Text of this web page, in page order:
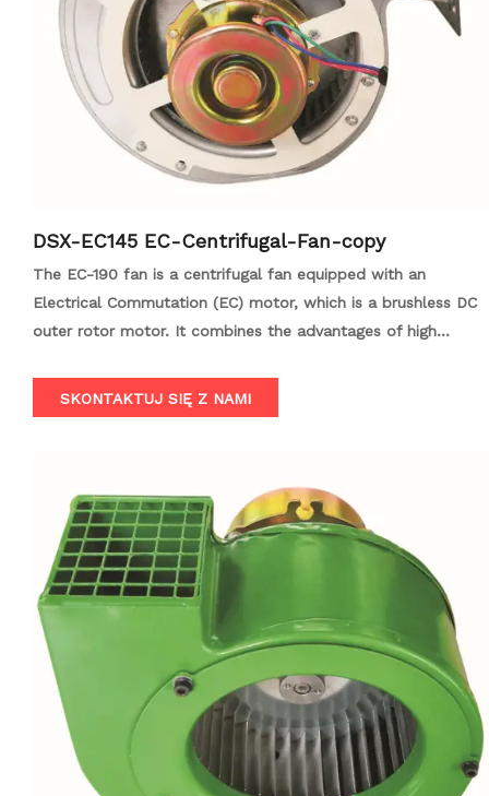
DSX-EC145 EC-Centrifugal-Fan-copy
The EC-190 fan is a centrifugal fan equipped with an
Electrical Commutation (EC) motor, which is a brushless DC
outer rotor motor. It combines the advantages of high
uninterrupted operation.
SKONTAKTUJ SIĘ Z NAMI